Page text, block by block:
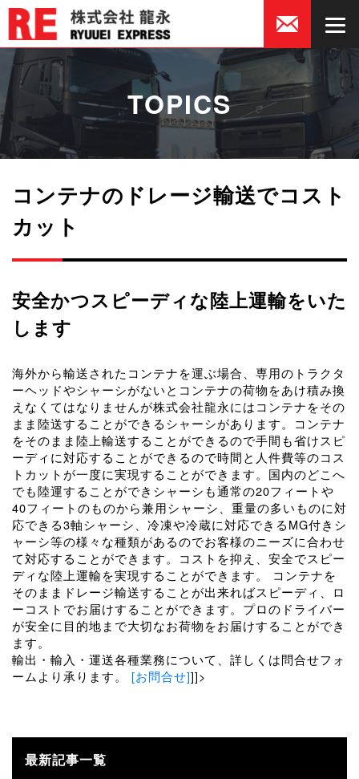
TOPICS
コンテナのドレージ輸送でコスト
カット
安全かつスピーディな陸上運輸をいた
します
海外から輸送されたコンテナを運ぶ場合、専用のトラクタ
ーヘッドやシャーシがないとコンテナの荷物をあけ積み換
えなくてはなりませんが株式会社龍永にはコンテナをその
まま陸送することができるシャーシがあります。コンテナ
をそのまま陸上輸送することができるので手間も省けスピ
ーディに対応することができるので時間と人件費等のコス
トカットが一度に実現することができます。国内のどこへ
でも陸運することができシャーシも通常の20フィートや
40フィートのものから兼用シャーシ、重量の多いものに対
応できる3軸シャーシ、冷凍や冷蔵に対応できるMG付きシ
ャーシ等の様々な種類があるのでお客様のニーズに合わせ
て対応することができます。コストを抑え、安全でスピー
ディな陸上運輸を実現することができます。 コンテナを
そのままドレージ輸送することが出来ればスピーディ、ロ
ーコストでお届けすることができます。プロのドライバー
が安全に目的地まで大切なお荷物をお届けすることができ
ます。
輸出・輸入・運送各種業務について、詳しくは問合せフォ
ームより承ります。 [お問合せ]]]>
最新記事一覧